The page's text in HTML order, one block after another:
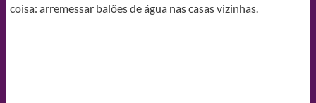
coisa: arremessar balões de água nas casas vizinhas.